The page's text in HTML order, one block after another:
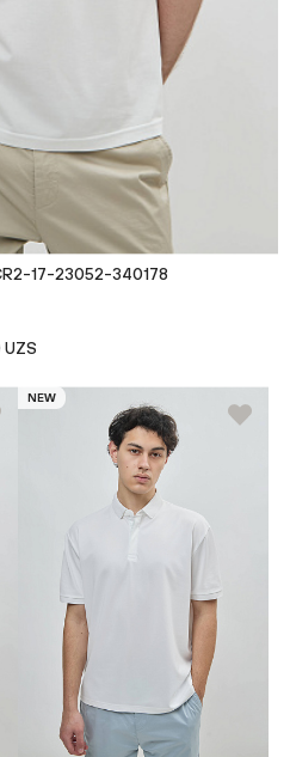
17-23052-340178
NEW